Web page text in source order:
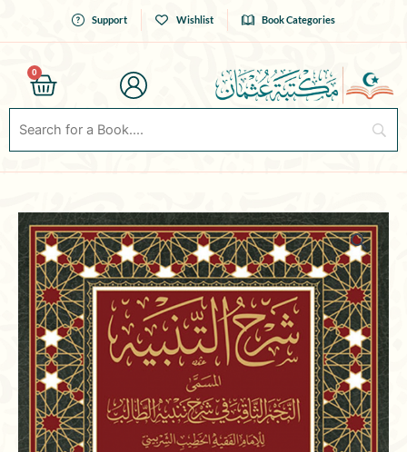
Support Wishlist Book Categories
0
Cart